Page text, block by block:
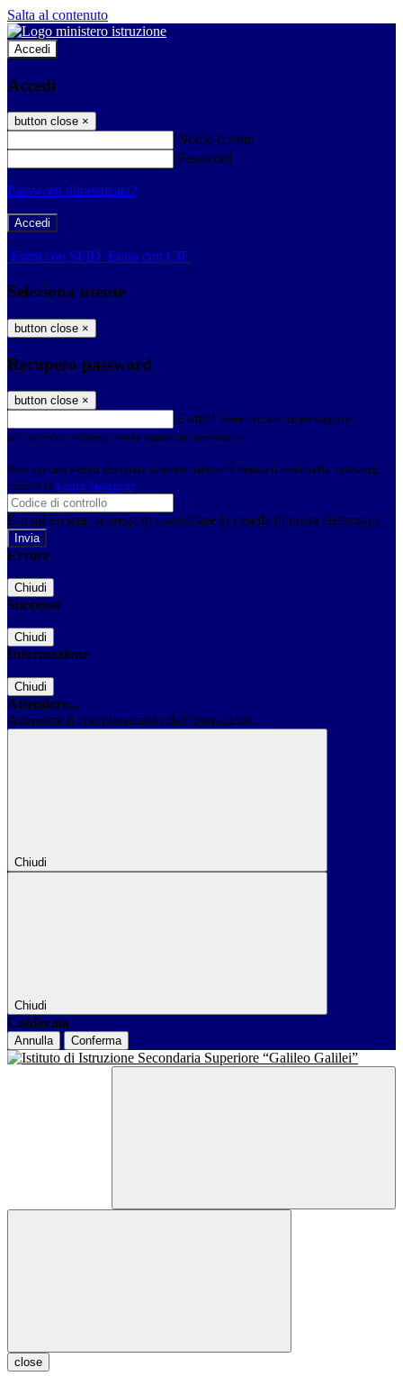
Salta al contenuto
Accedi
Accedi
button close ×
Nome Utente
Password
Password dimenticata?
-
Entra con SPID Entra con CIE
Seleziona utente
button close ×
Recupero password
button close ×
E-mail Verrà inviato un messaggio
all'indirizzo indicato con le istruzioni necessarie.
Non hai una e-mail associata al nome utente? Effettua il reset della password
tramite la Login Spaggiari
E-mail inviata, si prega di controllare la casella di posta elettronica!
Errore
Chiudi
Successo
Chiudi
Informazione
Chiudi
Attendere...
Attendere il completamento dell'operazione...
Chiudi
Chiudi
Conferma
Annulla Conferma
close